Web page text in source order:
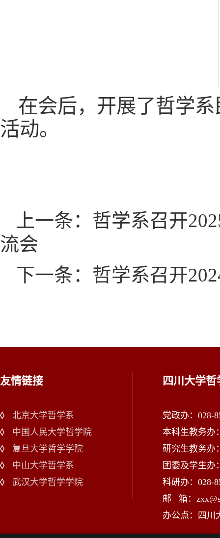
在会后，开展了哲学
活动。
上一条：哲学系召开
流会
下一条：哲学系召开
友情链接
北京大学哲学系
中国人民大学哲学院
复旦大学哲学学院
中山大学哲学系
武汉大学哲学学院
四川大学哲
党政办：028-
本科生教务办
研究生教务办
团委及学生办
科研办：028-
邮 箱：
办公点：四川